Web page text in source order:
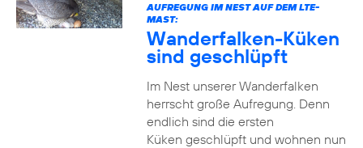
AUFREGUNG IM NEST AUF DEM LTE-
MAST:
Wanderfalken-Küken
sind geschlüpft
Im Nest unserer Wanderfalken
herrscht große Aufregung. Denn
endlich sind die ersten
Küken geschlüpft und wohnen nun